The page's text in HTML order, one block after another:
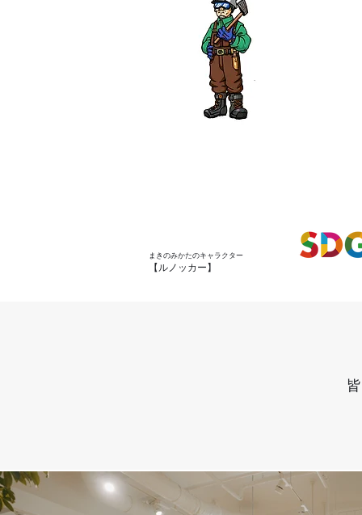
まきのみかたのキャラクター
【ルノッカー】